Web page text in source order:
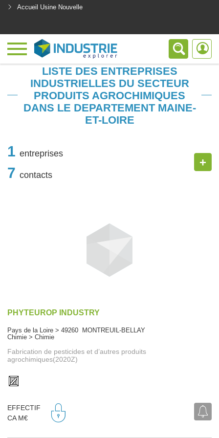
Accueil Usine Nouvelle
LISTE DES ENTREPRISES
INDUSTRIELLES DU SECTEUR
PRODUITS AGROCHIMIQUES
DANS LE DEPARTEMENT MAINE-
ET-LOIRE
1 entreprises
7 contacts
+
PHYTEUROP INDUSTRY
Pays de la Loire > 49260 MONTREUIL-BELLAY
Chimie > Chimie
Fabrication de pesticides et d’autres produits
agrochimiques(2020Z)
EFFECTIF
CA M€